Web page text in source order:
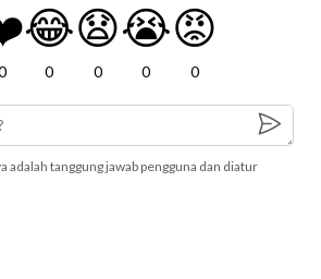
😂
0
😧
0
😭
0
😡
0
adalah tanggung jawab pengguna dan diatur